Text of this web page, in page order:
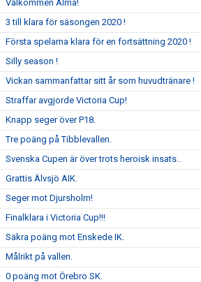
Välkommen Alma!
3 till klara för säsongen 2020 !
Första spelarna klara för en fortsättning 2020 !
Silly season !
Vickan sammanfattar sitt år som huvudtränare !
Straffar avgjorde Victoria Cup!
Knapp seger över P18.
Tre poäng på Tibblevallen.
Svenska Cupen är över trots heroisk insats..
Grattis Älvsjö AIK.
Seger mot Djursholm!
Finalklara i Victoria Cup!!!
Säkra poäng mot Enskede IK.
Målrikt på vallen.
0 poäng mot Örebro SK.